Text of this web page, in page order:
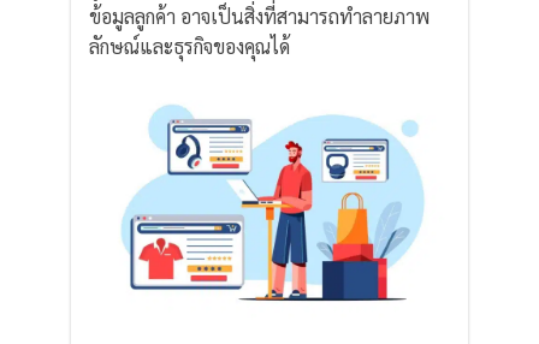
ข้อมูลลูกค้า อาจเป็นสิ่งที่สามารถทำลายภาพ
ลักษณ์และธุรกิจของคุณได้